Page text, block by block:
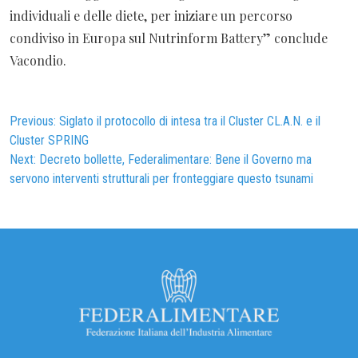
individuali e delle diete, per iniziare un percorso
condiviso in Europa sul Nutrinform Battery” conclude
Vacondio.
Navigazione
articoli
Previous: Siglato il protocollo di intesa tra il Cluster CL.A.N. e il
Cluster SPRING
Next: Decreto bollette, Federalimentare: Bene il Governo ma
servono interventi strutturali per fronteggiare questo tsunami